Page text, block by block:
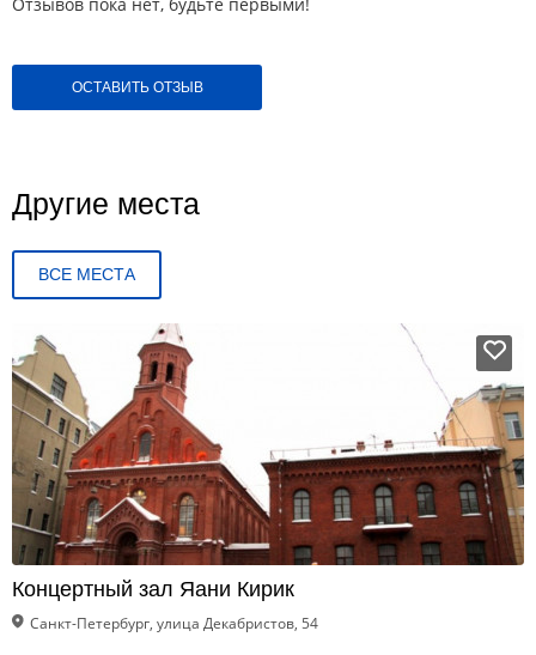
ОСТАВИТЬ ОТЗЫВ
Другие места
ВСЕ МЕСТА
Концертный зал Яани Кирик
Санкт-Петербург, улица Декабристов, 54